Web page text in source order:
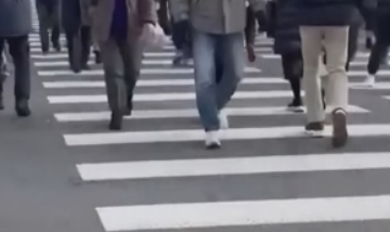
片库 热播榜 总台企业白名单